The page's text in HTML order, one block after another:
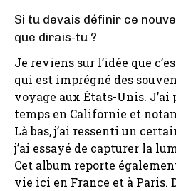
Si tu devais définir ce
que dirais-tu ?
Je reviens sur l’idée que
qui est imprégné des
voyage aux États-Unis. J’ai
temps en Californie et
Là bas, j’ai ressenti un
j’ai essayé de capturer la
Cet album reporte
vie ici en France et à Paris.